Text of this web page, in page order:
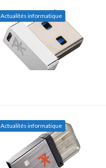
Actualités informatique
Actualités informatique